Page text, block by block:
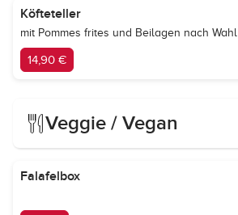
Köfteteller
mit Pommes frites und Beilagen nach Wahl
14,90 €
Veggie / Vegan
Falafelbox